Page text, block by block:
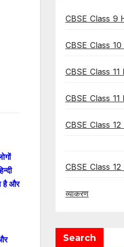
है और
CBSE Class 9
CBSE Class
CBSE Class
CBSE Class
CBSE Class
CBSE Class
व्याकरण
Search